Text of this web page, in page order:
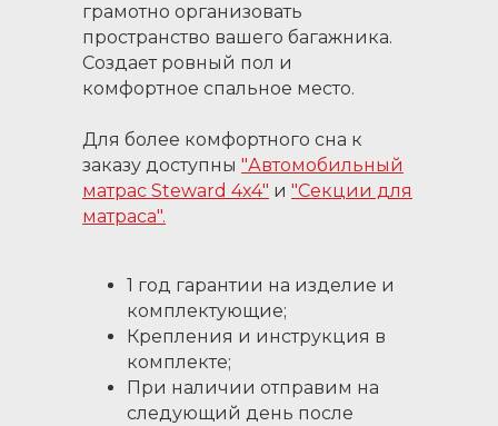
грамотно организовать
пространство вашего багажника.
Создает ровный пол и
комфортное спальное место.
Для более комфортного сна к
заказу доступны "Автомобильный
матрас Steward 4x4" и "Секции для
матраса".
1 год гарантии на изделие и
комплектующие;
Крепления и инструкция в
комплекте;
При наличии отправим на
следующий день после